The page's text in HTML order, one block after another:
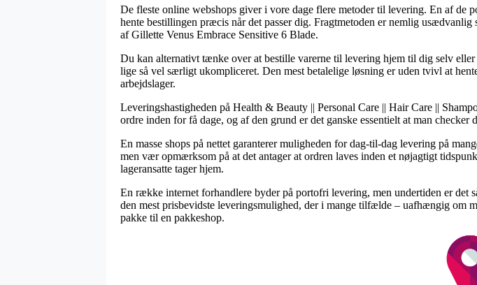
De fleste online webshops giver i vore dage flere metoder til levering. En af de
hente bestillingen præcis når det passer dig. Fragtmetoden er nemlig
af Gillette Venus Embrace Sensitive 6 Blade.
Du kan alternativt tænke over at bestille varerne til levering hjem til dig selv
lige så vel særligt ukompliceret. Den mest betalelige løsning er uden tvivl at
arbejdslager.
Leveringshastigheden på Health & Beauty || Personal Care || Hair Care ||
ordre inden for få dage, og af den grund er det ganske essentielt at man
En masse shops på nettet garanterer muligheden for dag-til-dag levering på
men vær opmærksom på at det antager at ordren laves inden et nøjagtigt
lageransatte tager hjem.
En række internet forhandlere byder på portofri levering, men undertiden er det
den mest prisbevidste leveringsmulighed, der i mange tilfælde – uafhængig
pakke til en pakkeshop.